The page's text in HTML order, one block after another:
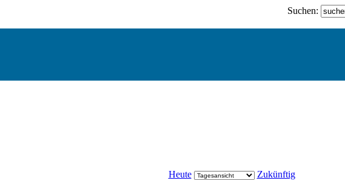
Suchen:
Heute Zukünftig